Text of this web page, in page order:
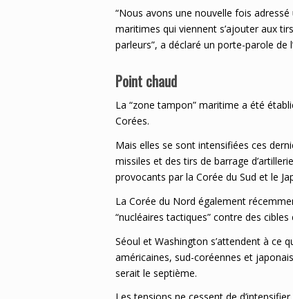
“Nous avons une nouvelle fois
maritimes qui viennent s’ajouter aux
parleurs”, a déclaré un porte-parole de
Point chaud
La “zone tampon” maritime a été
Corées.
Mais elles se sont intensifiées ces
missiles et des tirs de barrage
provocants par la Corée du Sud et le
La Corée du Nord également
“nucléaires tactiques” contre des cibles
Séoul et Washington s’attendent à ce
américaines, sud-coréennes et
serait le septième.